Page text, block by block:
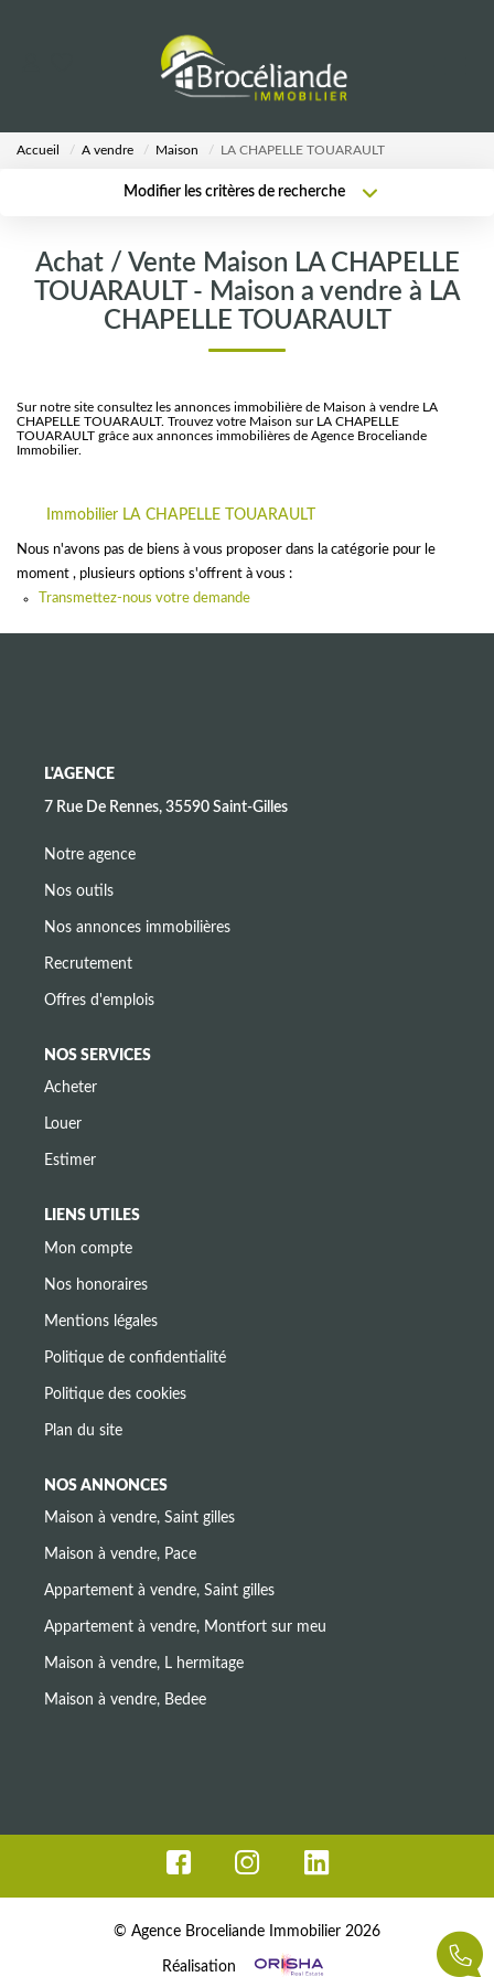
AGENCE
CALCULETTES
CONTACT
Accueil A vendre Maison LA CHAPELLE TOUARAULT
Modifier les critères de recherche
Sélectionnez...
Type de bien
Achat / Vente Maison LA CHAPELLE
TOUARAULT - Maison a vendre à LA
CHAPELLE TOUARAULT
Sur notre site consultez les annonces immobilière de Maison à vendre LA
CHAPELLE TOUARAULT. Trouvez votre Maison sur LA CHAPELLE
TOUARAULT grâce aux annonces immobilières de Agence Broceliande
Immobilier.
Immobilier LA CHAPELLE TOUARAULT
Nous n'avons pas de biens à vous proposer dans la catégorie pour le
moment , plusieurs options s'offrent à vous :
Transmettez-nous votre demande
L'AGENCE
7 Rue De Rennes, 35590 Saint-Gilles
Notre agence
Nos outils
Nos annonces immobilières
Recrutement
Offres d'emplois
NOS SERVICES
Acheter
Louer
Estimer
LIENS UTILES
Mon compte
Nos honoraires
Mentions légales
Politique de confidentialité
Politique des cookies
Plan du site
NOS ANNONCES
Maison à vendre, Saint gilles
Maison à vendre, Pace
Appartement à vendre, Saint gilles
Appartement à vendre, Montfort sur meu
Maison à vendre, L hermitage
Maison à vendre, Bedee
© Agence Broceliande Immobilier 2026
Réalisation